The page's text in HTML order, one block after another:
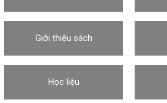
Giới thiệu sách
Học liệu